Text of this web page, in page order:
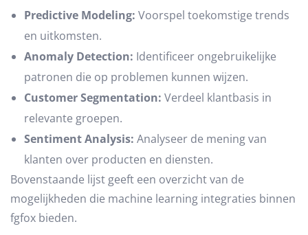
Predictive Modeling: Voorspel toekomstige trends
en uitkomsten.
Anomaly Detection: Identificeer ongebruikelijke
patronen die op problemen kunnen wijzen.
Customer Segmentation: Verdeel klantbasis in
relevante groepen.
Sentiment Analysis: Analyseer de mening van
klanten over producten en diensten.
Bovenstaande lijst geeft een overzicht van de
mogelijkheden die machine learning integraties binnen
fgfox bieden.